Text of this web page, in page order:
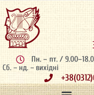
Пн. – пт. /
Сб. – нд. – вихідні